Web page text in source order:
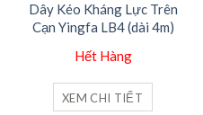
Dây Kéo Kháng Lực Trên
Cạn Yingfa LB4 (dài 4m)
Hết Hàng
XEM CHI TIẾT